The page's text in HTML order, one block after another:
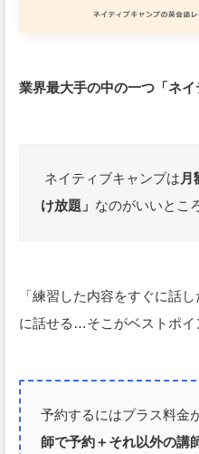
業界最大手の中の一つ「ネイ
ネイティブキャンプは月
け放題」 なのがいいとこ
「練習した内容をすぐに話
に話せる…そこがベストポイ
予約するにはプラス料金
師で予約＋それ以外の講